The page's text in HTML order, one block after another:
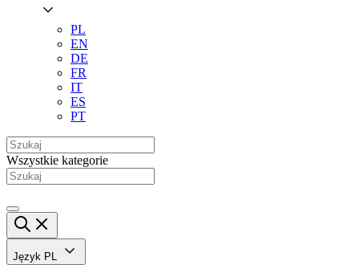
PL
EN
DE
FR
IT
ES
PT
Wszystkie kategorie
Język PL